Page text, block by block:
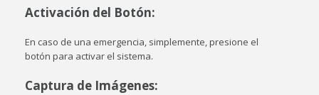
Activación del Botón:
En caso de una emergencia, simplemente, presione el
botón para activar el sistema.
Captura de Imágenes: